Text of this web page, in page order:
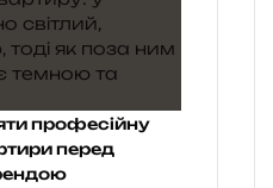
професійну
перед